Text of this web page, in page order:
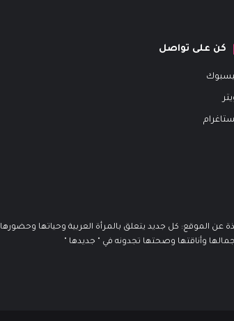
كن على تواصل
عن الموقع: كل جديد يتعلق بالمرأة العربية وحياتها وحضورها
وأناقتها وصحتها تجدونه في " جديدها "